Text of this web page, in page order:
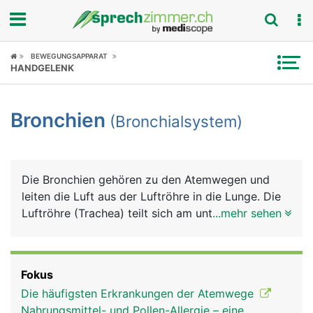
Fokus
Symptome
News
Rubriken
BEWEGUNGSAPPARAT
HANDGELENK
Bronchien (Bronchialsystem)
Die Bronchien gehören zu den Atemwegen und
leiten die Luft aus der Luftröhre in die Lunge. Die
Luftröhre (Trachea) teilt sich am unteren Ende in
kleinere Bronchien. Die kleinsten Verzweigungen
sind die Bronchiolen, die schliesslich in die
...mehr sehen
Fokus
Die häufigsten Erkrankungen der Atemwege
Nahrungsmittel- und Pollen-Allergie – eine